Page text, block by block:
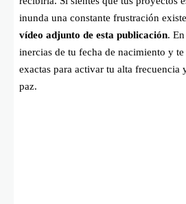
inunda una constante frustración
vídeo adjunto de esta publicación.
inercias de tu fecha de nacimiento y
exactas para activar tu alta frecuencia
paz.